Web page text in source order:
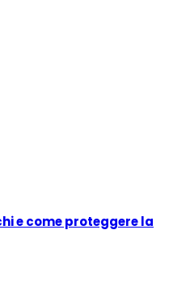
e come proteggere la